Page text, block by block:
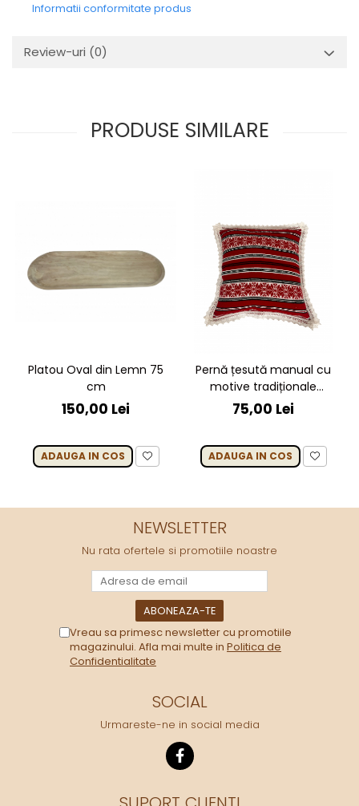
Informatii conformitate produs
Review-uri (0)
PRODUSE SIMILARE
Platou Oval din Lemn 75
cm
150,00 Lei
ADAUGA IN COS
Pernă țesută manual cu
motive tradiționale
românești
75,00 Lei
ADAUGA IN COS
NEWSLETTER
Nu rata ofertele si promotiile noastre
Vreau sa primesc newsletter cu promotiile
magazinului. Afla mai multe in Politica de
Confidentialitate
SOCIAL
Urmareste-ne in social media